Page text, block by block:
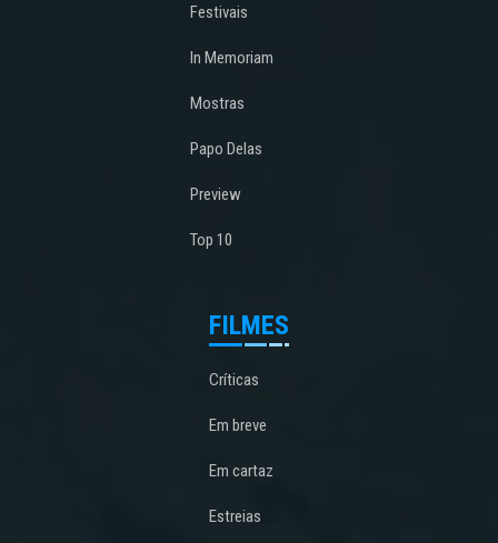
Festivais
In Memoriam
Mostras
Papo Delas
Preview
Top 10
FILMES
Críticas
Em breve
Em cartaz
Estreias